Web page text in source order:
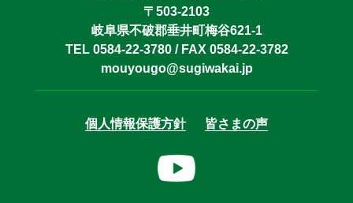
〒503-2103
岐阜県不破郡垂井町梅谷621-1
TEL 0584-22-3780 / FAX 0584-22-3782
mouyougo@sugiwakai.jp
個人情報保護方針 皆さまの声